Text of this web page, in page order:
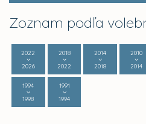
Zoznam podľa
2022
2026
2018
2022
2014
2018
2010
2014
1994
1998
1991
1994